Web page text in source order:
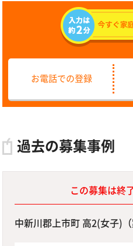
お電話での登録
過去の募集事例
この募集は終
中新川郡上市町 高2(女子)（